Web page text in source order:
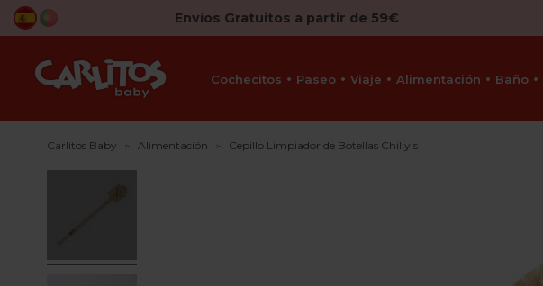
Envíos Gratuitos a partir de 59€
Cochecitos Paseo Viaje Alimentación Baño
Carlitos Baby Alimentación Cepillo Limpiador de Botellas Chilly's